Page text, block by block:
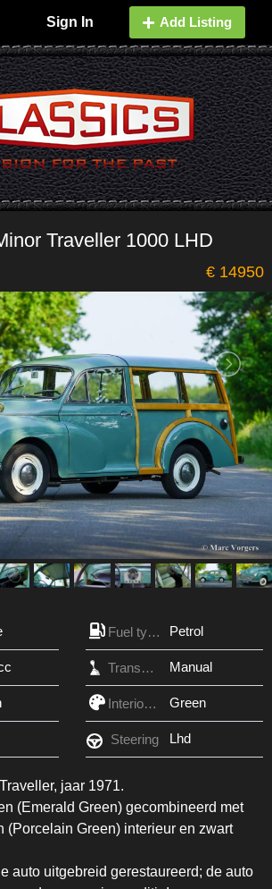
Sign In Add Listing
Traveller 1000 LHD
€ 14950
Fuel type Petrol
Transmission Manual
Interior Color Green
Steering Lhd
jaar 1971.
(Emerald Green) gecombineerd met
(Porcelain Green) interieur en zwart
auto uitgebreid gerestaureerd; de auto